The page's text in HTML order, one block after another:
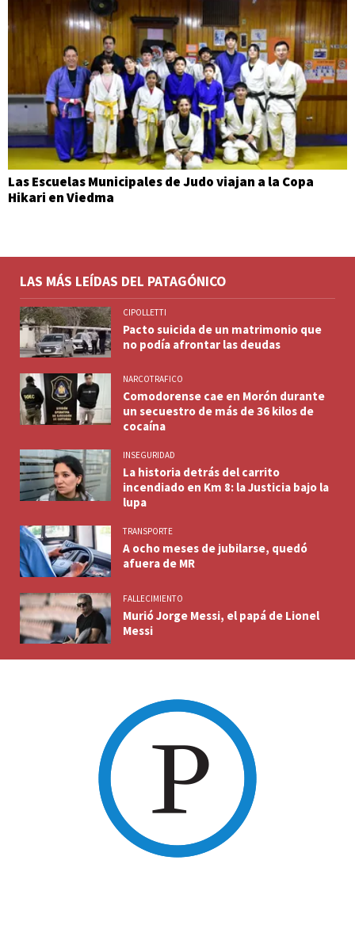
Las Escuelas Municipales de Judo viajan a la Copa
Hikari en Viedma
LAS MÁS LEÍDAS DEL PATAGÓNICO
CIPOLLETTI
Pacto suicida de un matrimonio que
no podía afrontar las deudas
NARCOTRAFICO
Comodorense cae en Morón durante
un secuestro de más de 36 kilos de
cocaína
INSEGURIDAD
La historia detrás del carrito
incendiado en Km 8: la Justicia bajo la
lupa
TRANSPORTE
A ocho meses de jubilarse, quedó
afuera de MR
FALLECIMIENTO
Murió Jorge Messi, el papá de Lionel
Messi